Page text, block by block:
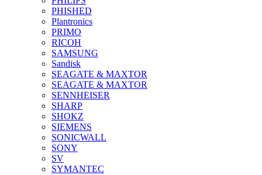
PHISHED
Plantronics
PRIMO
RICOH
SAMSUNG
Sandisk
SEAGATE & MAXTOR
SEAGATE & MAXTOR
SENNHEISER
SHARP
SHOKZ
SIEMENS
SONICWALL
SONY
SV
SYMANTEC